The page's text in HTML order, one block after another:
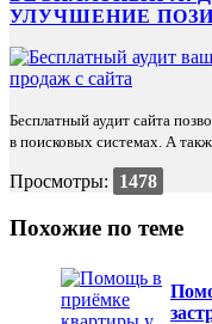
УЛУЧШЕНИЕ
Бесплатный аудит сайта
в поисковых системах. А
Просмотры: 1478
Похожие по теме